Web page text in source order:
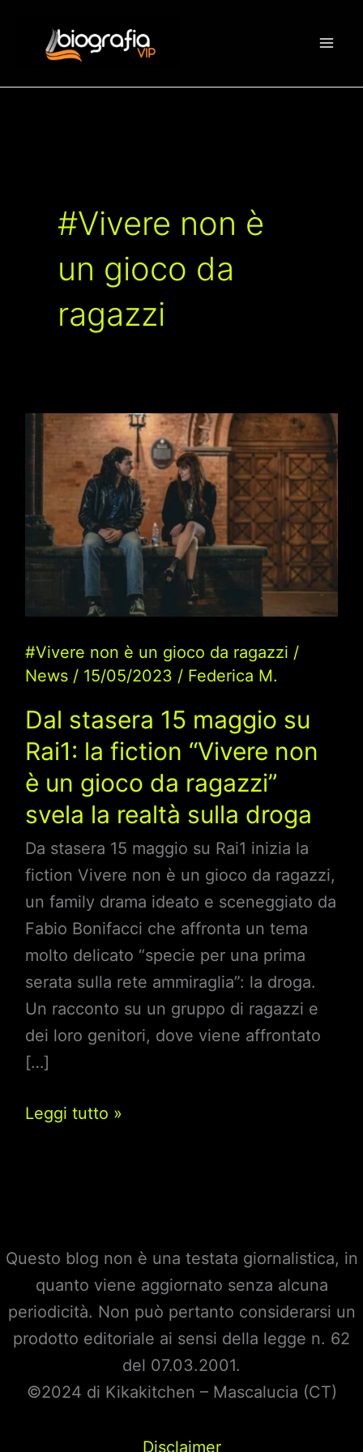
contenuto
#Vivere non è
un gioco da
ragazzi
#Vivere non è un gioco da ragazzi /
News/ 15/05/2023 / Federica M.
Dal stasera 15 maggio su
Rai1: la fiction “Vivere non
è un gioco da ragazzi”
svela la realtà sulla droga
Da stasera 15 maggio su Rai1 inizia la
fiction Vivere non è un gioco da ragazzi,
un family drama ideato e sceneggiato da
Fabio Bonifacci che affronta un tema
molto delicato “specie per una prima
serata sulla rete ammiraglia”: la droga.
Un racconto su un gruppo di ragazzi e
dei loro genitori, dove viene affrontato
[…]
Dal
fiction
Leggi tutto »
Questo blog non è una testata giornalistica, in
quanto viene aggiornato senza alcuna
periodicità. Non può pertanto considerarsi un
prodotto editoriale ai sensi della legge n. 62
del 07.03.2001.
©2024 di Kikakitchen – Mascalucia (CT)
Disclaimer